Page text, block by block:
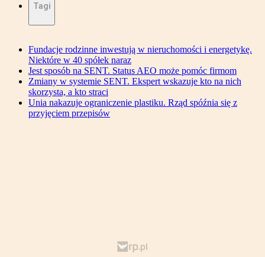
Tagi
Fundacje rodzinne inwestują w nieruchomości i energetykę.
Niektóre w 40 spółek naraz
Jest sposób na SENT. Status AEO może pomóc firmom
Zmiany w systemie SENT. Ekspert wskazuje kto na nich
skorzysta, a kto straci
Unia nakazuje ograniczenie plastiku. Rząd spóźnia się z
przyjęciem przepisów